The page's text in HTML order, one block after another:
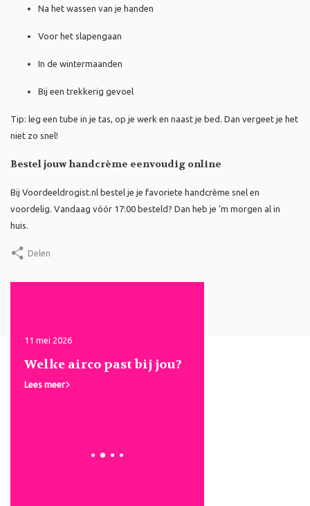
Na het wassen van je handen
Voor het slapengaan
In de wintermaanden
Bij een trekkerig gevoel
Tip: leg een tube in je tas, op je werk en naast je bed. Dan vergeet je het
niet zo snel!
Bestel jouw handcrème eenvoudig online
Bij Voordeeldrogist.nl bestel je je favoriete handcrème snel en
voordelig. Vandaag vóór 17:00 besteld? Dan heb je ’m morgen al in
huis.
Delen
11 mei 2026
Welke airco past bij jou?
Lees meer